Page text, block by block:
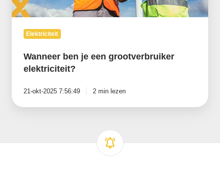
Elektriciteit
Wanneer ben je een grootverbruiker
elektriciteit?
21-okt-2025 7:56:49 2 min lezen